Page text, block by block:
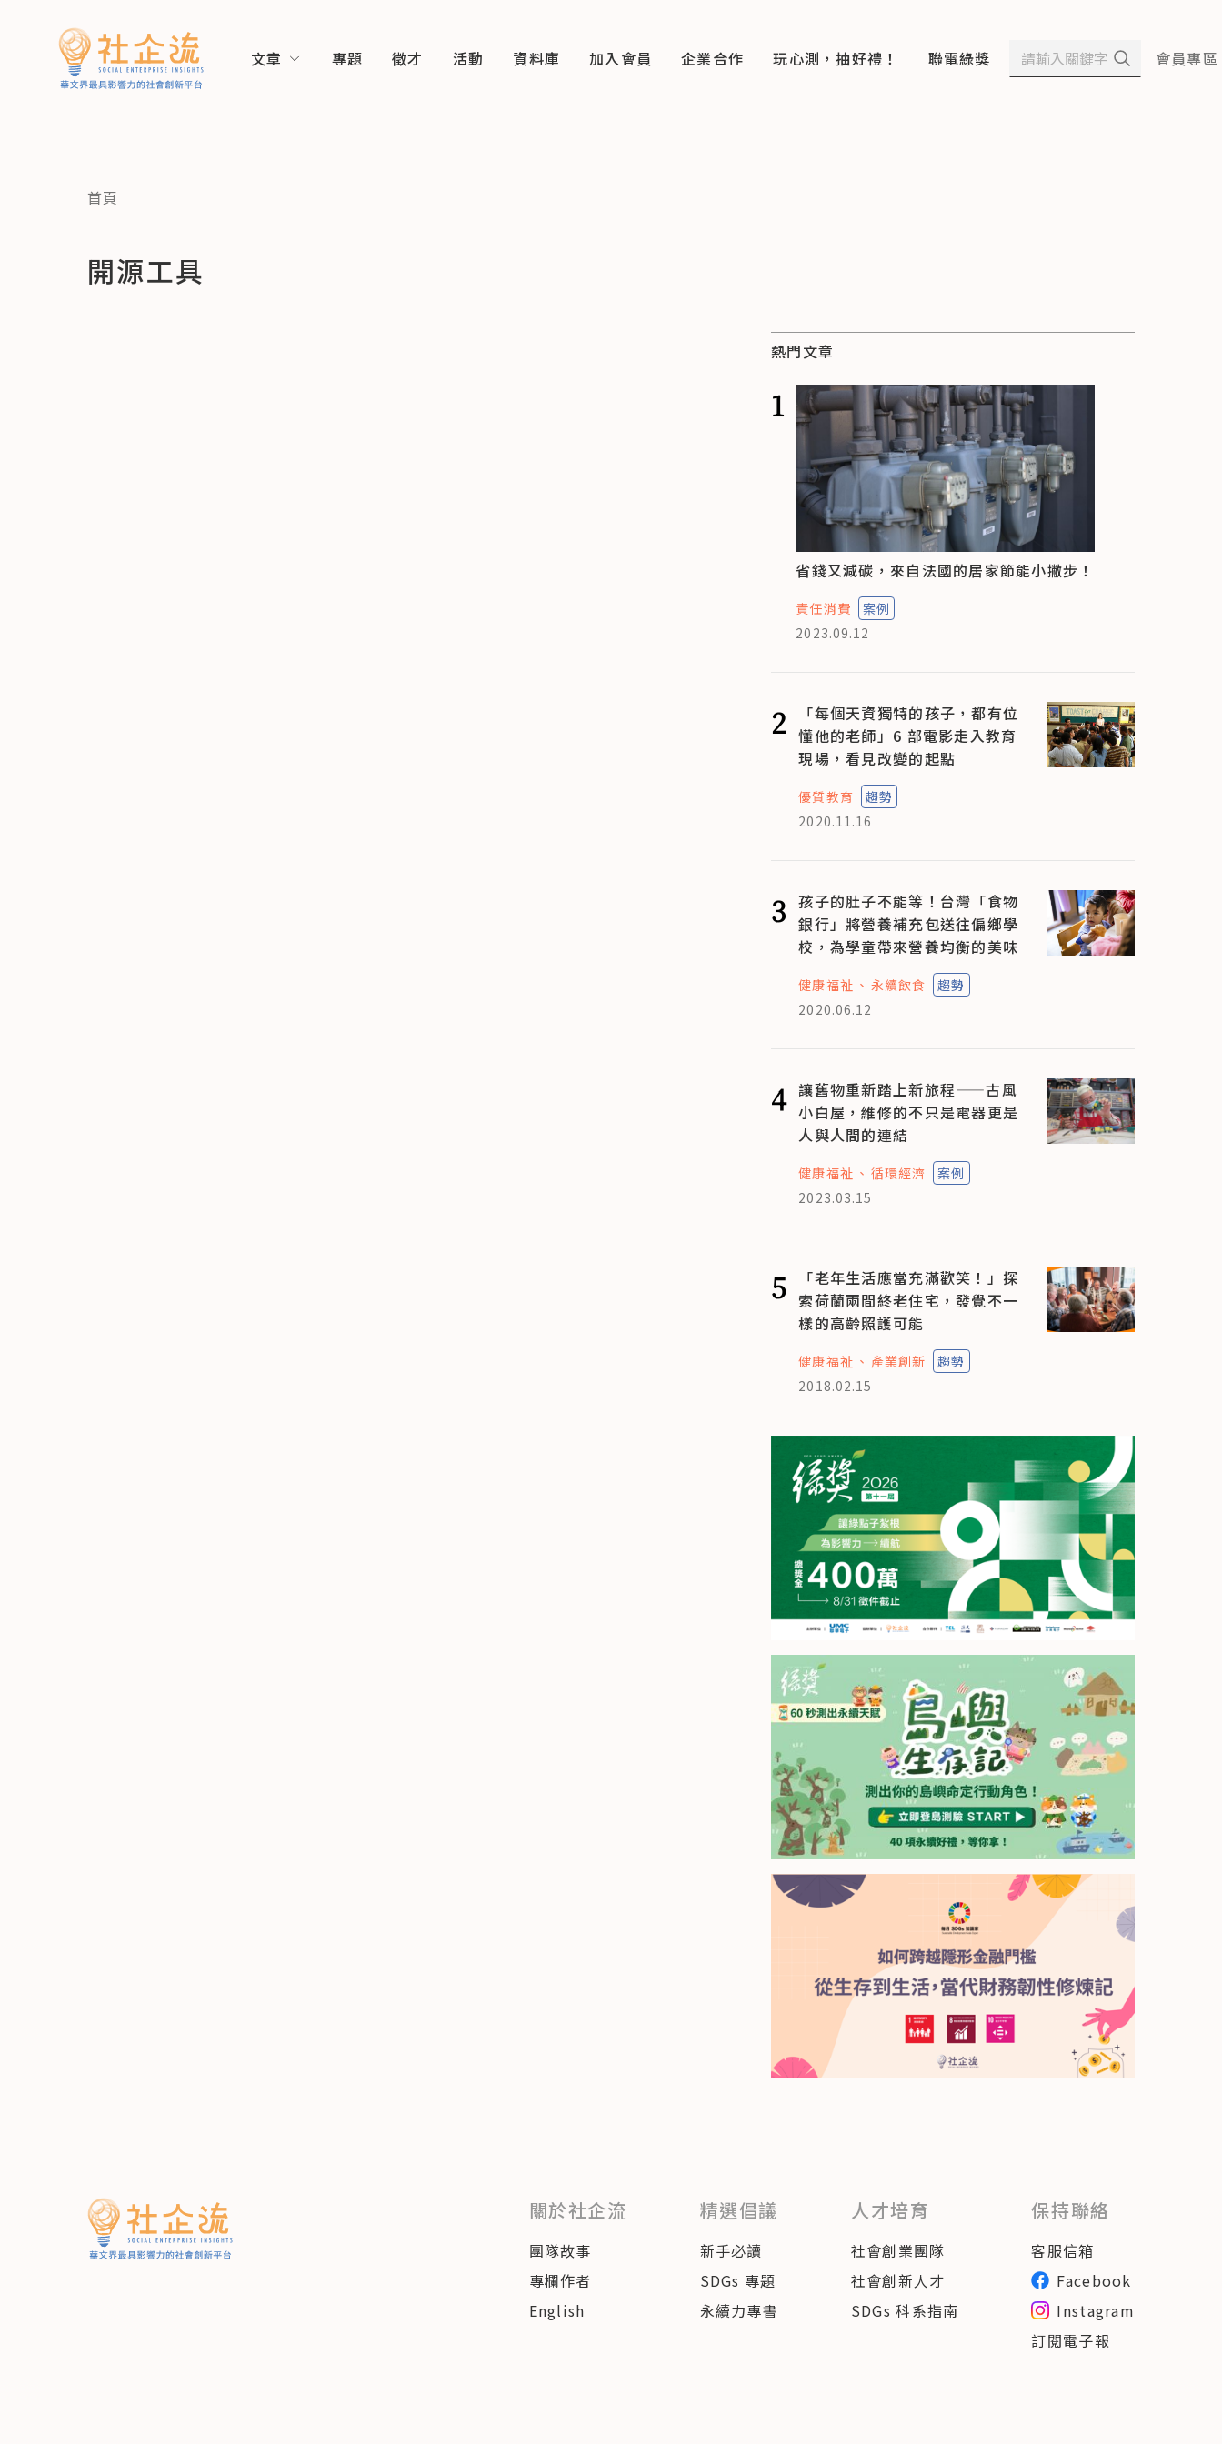
文章 專題 徵才 活動 資料庫 加入會員 企業合作 玩心測，抽好禮！ 聯電綠獎 會員專區
首頁
開源工具
熱門文章
1
省錢又減碳，來自法國的居家節能小撇步！
責任消費
案例
2023.09.12
2
「每個天資獨特的孩子，都有位
懂他的老師」6 部電影走入教育
現場，看見改變的起點
優質教育
趨勢
2020.11.16
3 孩子的肚子不能等！台灣「食物
銀行」將營養補充包送往偏鄉學
校，為學童帶來營養均衡的美味
健康福祉 永續飲食
趨勢
2020.06.12
4 讓舊物重新踏上新旅程——古風
小白屋，維修的不只是電器更是
人與人間的連結
健康福祉 循環經濟
案例
2023.03.15
5
「老年生活應當充滿歡笑！」探
索荷蘭兩間終老住宅，發覺不一
樣的高齡照護可能
健康福祉 產業創新
趨勢
2018.02.15
關於社企流
團隊故事
專欄作者
English
精選倡議
新手必讀
SDGs 專題
永續力專書
人才培育
社會創業團隊
社會創新人才
SDGs 科系指南
保持聯絡
客服信箱
Facebook
Instagram
訂閱電子報